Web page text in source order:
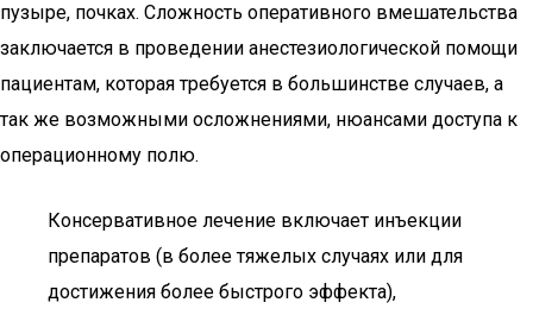
пузыре, почках. Сложность оперативного вмешательства
заключается в проведении анестезиологической помощи
пациентам, которая требуется в большинстве случаев, а
так же возможными осложнениями, нюансами доступа к
операционному полю.
Консервативное лечение включает инъекции
препаратов (в более тяжелых случаях или для
достижения более быстрого эффекта),